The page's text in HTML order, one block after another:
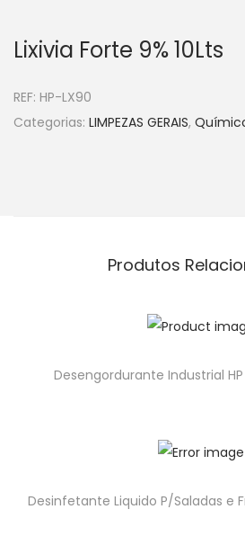
Lixivia Forte 9% 10Lts
REF: HP-LX90
Categorias: LIMPEZAS GERAIS,
Produtos
Desengordurante Industrial
Desinfetante Liquido P/Saladas e